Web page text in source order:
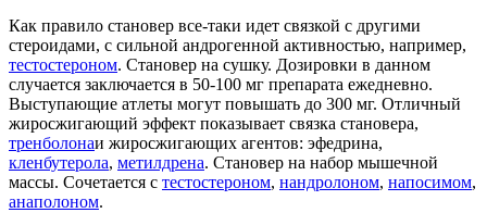
Как правило становер все-таки идет связкой с другими
стероидами, с сильной андрогенной активностью, например,
тестостероном. Становер на сушку. Дозировки в данном
случается заключается в 50-100 мг препарата ежедневно.
Выступающие атлеты могут повышать до 300 мг. Отличный
жиросжигающий эффект показывает связка становера,
тренболонаи жиросжигающих агентов: эфедрина,
кленбутерола, метилдрена. Становер на набор мышечной
массы. Сочетается с тестостероном, нандролоном, напосимом,
анаполоном.